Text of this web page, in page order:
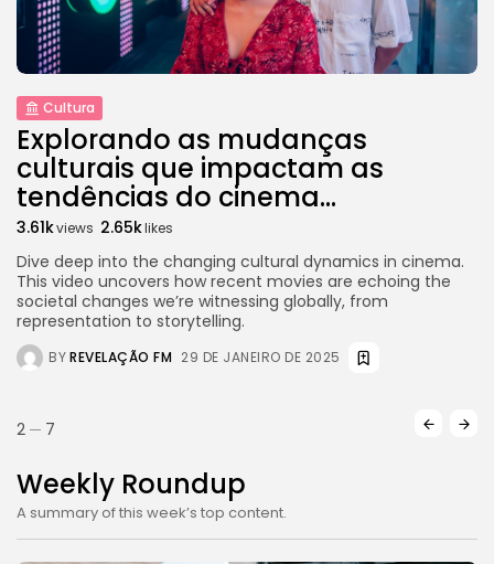
Cultura
Explorando as mudanças
culturais que impactam as
tendências do cinema...
3.61kviews 2.65klikes
Dive deep into the changing cultural dynamics in cinema.
This video uncovers how recent movies are echoing the
societal changes we’re witnessing globally, from
representation to storytelling.
BYREVELAÇÃO FM 29 DE JANEIRO DE 2025
2 7
Weekly Roundup
A summary of this week’s top content.